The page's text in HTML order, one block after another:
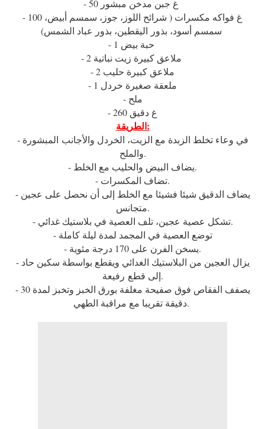
- 100 غ فواكه مكسرات ( شرائح اللوز، جوز، سمسم أبيض،
- 2 ملاعق كبيرة حليب
- 1 ملعقة صغيرة خردل
- ملح
- 260 غ دقيق
الطريقة:
- في وعاء تخلط الزبدة مع الزيت، الخردل والأجانب المبشورة
والملح.
- يضاف البيض والحليب مع الخلط.
- تضاف المكسرات.
- يضاف الدقيق شيئا فشيئا مع الخلط إلى أن نحصل على عجين
متجانس.
- تشكل عصية عجين، تلف العصية في بلاستيك غدائي.
- توضع العصية في المجمد لمدة ليلة كاملة
- يسخن الفرن على 170 درجة مئوية.
- يزال العجين من البلاستيك الغدائي ويقطع بواسطة سكين حاد
إلى قطع رفيعة.
- يصفف الفقاص فوق صفيحة مغلفة بورق الخبز وتخبز لمدة 30
دقيقة تقريبا مع مراقبة الطهي.